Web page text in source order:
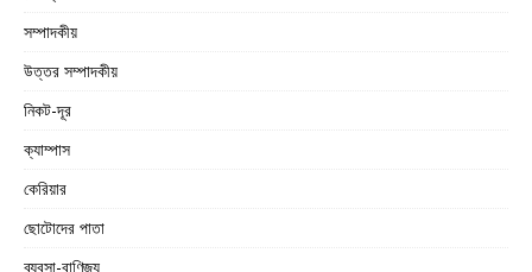
সম্পাদকীয়
উত্তর সম্পাদকীয়
নিকট-দূর
ক্যাম্পাস
কেরিয়ার
ছোটোদের পাতা
ব্যবসা-বাণিজ্য